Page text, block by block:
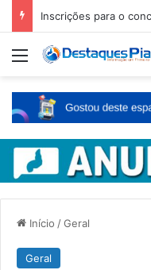
Menu
Início /Geral
Geral